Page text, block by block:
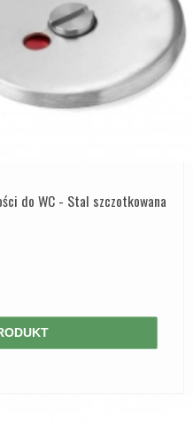
do WC - Stal szczotkowana